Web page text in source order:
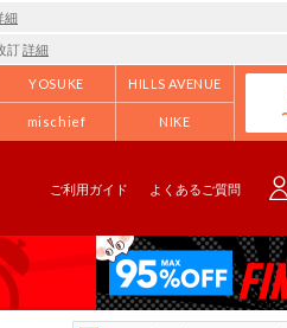
細
訂詳細
YOSUKE HILLS AVENUE
mischief NIKE
ご利用ガイド よくあるご質問